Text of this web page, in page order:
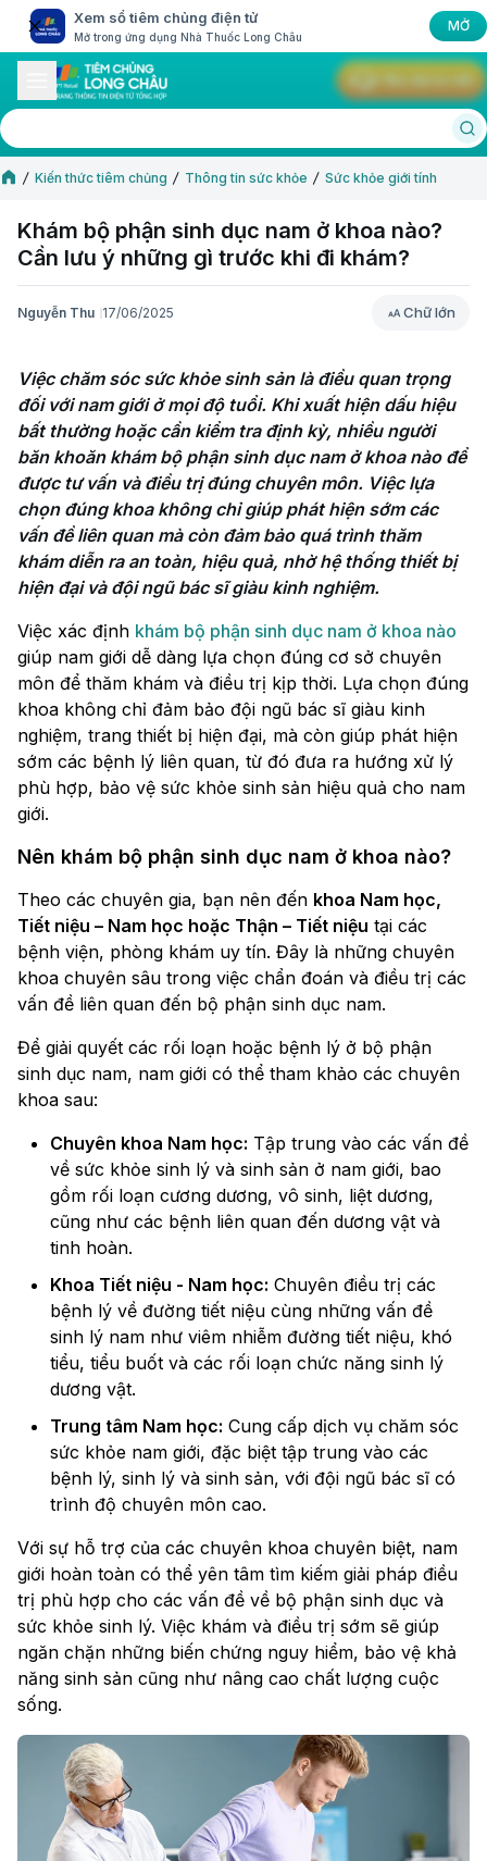
Xem sổ tiêm chủng điện tử
Mở trong ứng dụng Nhà Thuốc Long Châu
MỞ
Kiến thức tiêm chủng Thông tin sức khỏe Sức khỏe giới tính
Khám bộ phận sinh dục nam ở khoa nào?
Cần lưu ý những gì trước khi đi khám?
Nguyễn Thu 17/06/2025 Chữ lớn
Chữ lớn
Việc chăm sóc sức khỏe sinh sản là điều quan trọng
đối với nam giới ở mọi độ tuổi. Khi xuất hiện dấu hiệu
bất thường hoặc cần kiểm tra định kỳ, nhiều người
băn khoăn khám bộ phận sinh dục nam ở khoa nào để
được tư vấn và điều trị đúng chuyên môn. Việc lựa
chọn đúng khoa không chỉ giúp phát hiện sớm các
vấn đề liên quan mà còn đảm bảo quá trình thăm
khám diễn ra an toàn, hiệu quả, nhờ hệ thống thiết bị
hiện đại và đội ngũ bác sĩ giàu kinh nghiệm.
Việc xác định khám bộ phận sinh dục nam ở khoa nào
giúp nam giới dễ dàng lựa chọn đúng cơ sở chuyên
môn để thăm khám và điều trị kịp thời. Lựa chọn đúng
khoa không chỉ đảm bảo đội ngũ bác sĩ giàu kinh
nghiệm, trang thiết bị hiện đại, mà còn giúp phát hiện
sớm các bệnh lý liên quan, từ đó đưa ra hướng xử lý
phù hợp, bảo vệ sức khỏe sinh sản hiệu quả cho nam
giới.
Nên khám bộ phận sinh dục nam ở khoa nào?
Theo các chuyên gia, bạn nên đến khoa Nam học,
Tiết niệu – Nam học hoặc Thận – Tiết niệu tại các
bệnh viện, phòng khám uy tín. Đây là những chuyên
khoa chuyên sâu trong việc chẩn đoán và điều trị các
vấn đề liên quan đến bộ phận sinh dục nam.
Để giải quyết các rối loạn hoặc bệnh lý ở bộ phận
sinh dục nam, nam giới có thể tham khảo các chuyên
khoa sau:
Chuyên khoa Nam học: Tập trung vào các vấn đề
về sức khỏe sinh lý và sinh sản ở nam giới, bao
gồm rối loạn cương dương, vô sinh, liệt dương,
cũng như các bệnh liên quan đến dương vật và
tinh hoàn.
Khoa Tiết niệu - Nam học: Chuyên điều trị các
bệnh lý về đường tiết niệu cùng những vấn đề
sinh lý nam như viêm nhiễm đường tiết niệu, khó
tiểu, tiểu buốt và các rối loạn chức năng sinh lý
dương vật.
Trung tâm Nam học: Cung cấp dịch vụ chăm sóc
sức khỏe nam giới, đặc biệt tập trung vào các
bệnh lý, sinh lý và sinh sản, với đội ngũ bác sĩ có
trình độ chuyên môn cao.
Với sự hỗ trợ của các chuyên khoa chuyên biệt, nam
giới hoàn toàn có thể yên tâm tìm kiếm giải pháp điều
trị phù hợp cho các vấn đề về bộ phận sinh dục và
sức khỏe sinh lý. Việc khám và điều trị sớm sẽ giúp
ngăn chặn những biến chứng nguy hiểm, bảo vệ khả
năng sinh sản cũng như nâng cao chất lượng cuộc
sống.